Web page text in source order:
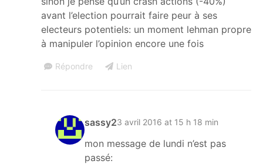
avant l’election pourrait faire peur à ses
electeurs potentiels: un moment lehman propre
à manipuler l’opinion encore une fois
Répondre Lien
sassy23 avril 2016 at 15 h 18 min
mon message de lundi n’est pas
passé: